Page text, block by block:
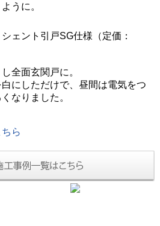
うに。
ェント引戸SG仕様（定価：
全面玄関戸に。
にしただけで、昼間は電気をつ
なりました。
ちら